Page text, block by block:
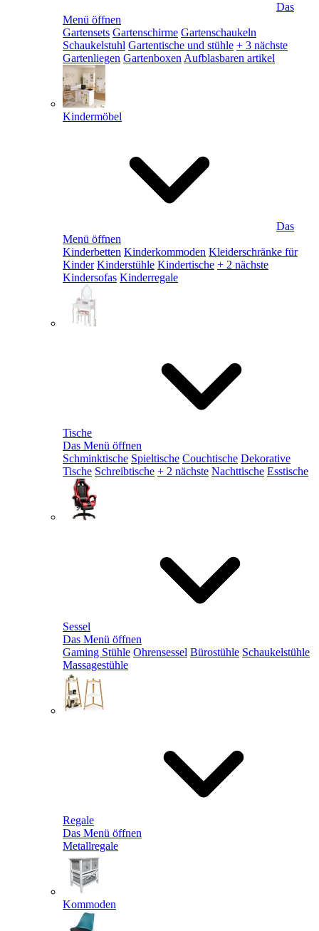
Das
Menü öffnen
Gartensets Gartenschirme Gartenschaukeln
Schaukelstuhl Gartentische und stühle + 3 nächste
Gartenliegen Gartenboxen Aufblasbaren artikel
Kindermöbel
Das
Menü öffnen
Kinderbetten Kinderkommoden Kleiderschränke für
Kinder Kinderstühle Kindertische + 2 nächste
Kindersofas Kinderregale
Tische
Das Menü öffnen
Schminktische Spieltische Couchtische Dekorative
Tische Schreibtische + 2 nächste Nachttische Esstische
Sessel
Das Menü öffnen
Gaming Stühle Ohrensessel Bürostühle Schaukelstühle
Massagestühle
Regale
Das Menü öffnen
Metallregale
Kommoden